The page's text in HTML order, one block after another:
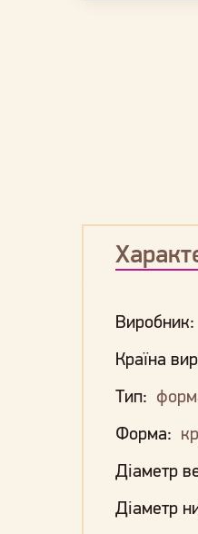
Виробник:
Країна
Тип:
Форма:
Діаметр
Діаметр